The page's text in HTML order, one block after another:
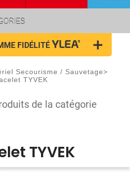
FIDÉLITÉ
Secourisme / Sauvetage>
TYVEK
de la catégorie
TYVEK